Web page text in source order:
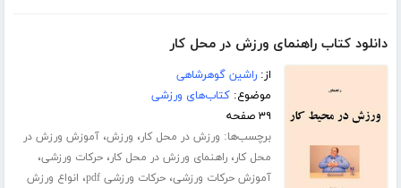
دانلود کتاب راهنمای ورزش در محل کار
از:راشین گوهرشاهی
موضوع:کتاب‌های ورزشی
۳۹ صفحه
برچسب‌ها: ورزش در محل کار، ورزش،آموزش ورزش در
محل کار،راهنمای ورزش در محل کار،حرکات ورزشی،
آموزش حرکات ورزشی،حرکات ورزشی pdf ، انواع ورزش